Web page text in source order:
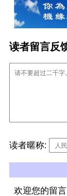
读者留言反
读者暱称:
欢迎您的留言